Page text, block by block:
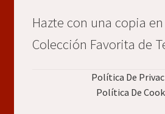
Hazte con una copia en
Colección Favorita de
Política De
Política De